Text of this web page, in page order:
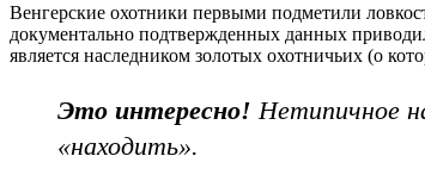
Венгерские охотники первыми подметили
документально подтвержденных данных
является наследником золотых охотничьих (о
Это интересно! Нетипичное
«находить».